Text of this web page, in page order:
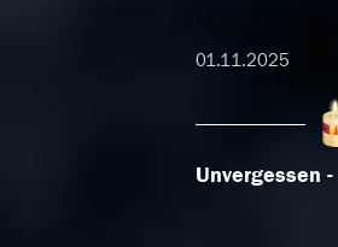
01.11.2025
Unvergessen